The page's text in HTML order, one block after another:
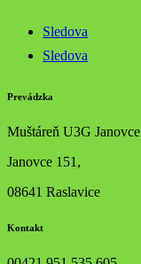
Sledova
Sledova
Prevádzka
Muštáreň U3G Janovce
Janovce 151,
08641 Raslavice
Kontakt